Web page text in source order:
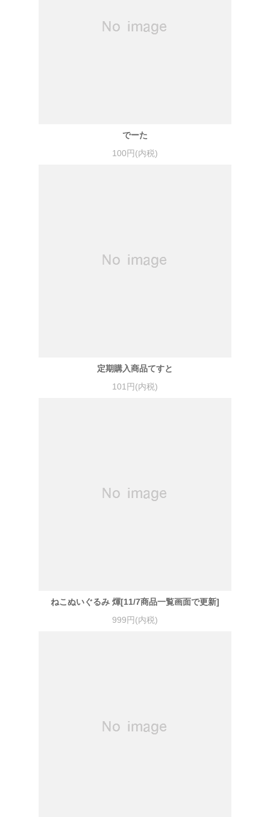
でーた
100円(内税)
定期購入商品てすと
101円(内税)
ねこぬいぐるみ 煇[11/7商品一覧画面で更新]
999円(内税)